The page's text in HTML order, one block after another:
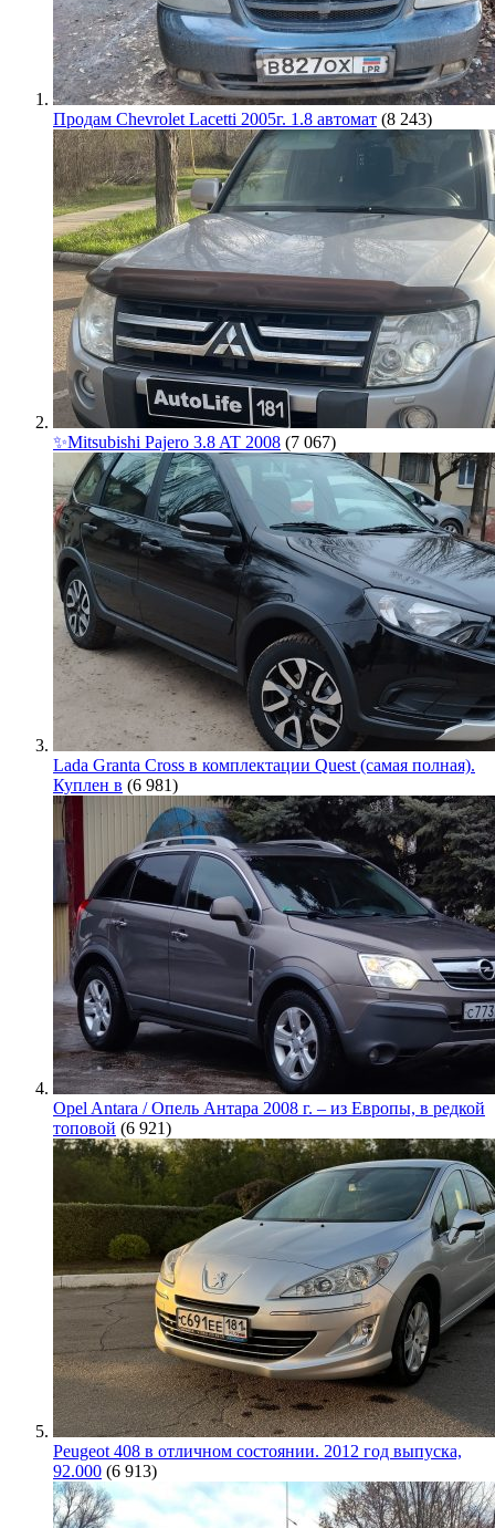
Продам Chevrolet Lacetti 2005г. 1.8 автомат (8 243)
✨Mitsubishi Pajero 3.8 AT 2008 (7 067)
Lada Granta Cross в комплектации Quest (самая полная).
Куплен в (6 981)
Opel Antara / Опель Антара 2008 г. – из Европы, в редкой
топовой (6 921)
Peugeot 408 в отличном состоянии. 2012 год выпуска,
92.000 (6 913)